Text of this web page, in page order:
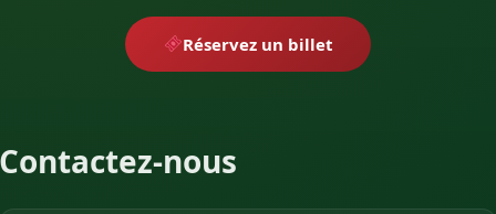
Réservez un billet
Contactez-nous